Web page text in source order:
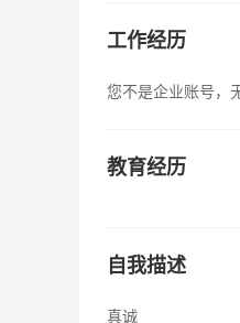
工作经历
您不是企业账号，
教育经历
自我描述
真诚